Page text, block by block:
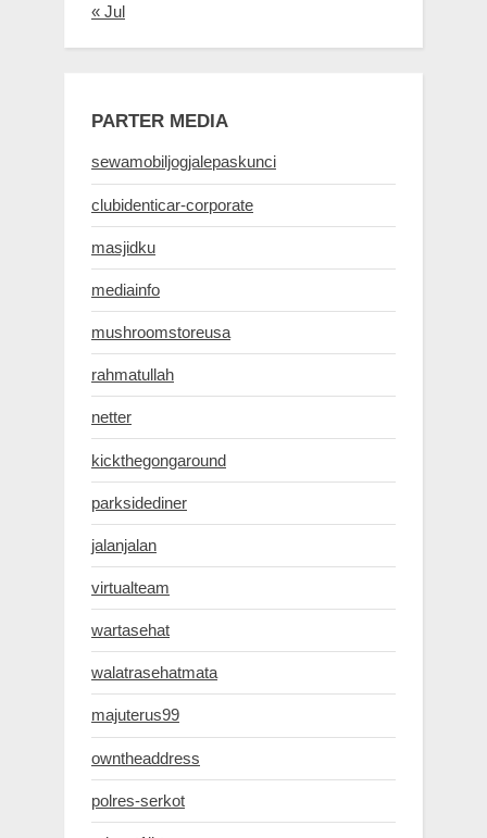
« Jul
PARTER MEDIA
sewamobiljogjalepaskunci
clubidenticar-corporate
masjidku
mediainfo
mushroomstoreusa
rahmatullah
netter
kickthegongaround
parksidediner
jalanjalan
virtualteam
wartasehat
walatrasehatmata
majuterus99
owntheaddress
polres-serkot